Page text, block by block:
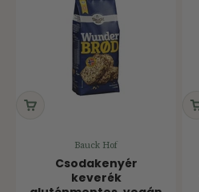
Bauck Hof
Csodakenyér
keverék